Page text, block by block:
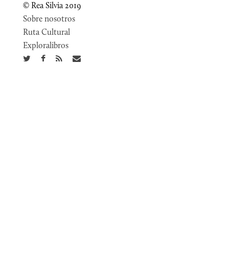
© Rea Silvia 2019
Sobre nosotros
Ruta Cultural
Exploralibros